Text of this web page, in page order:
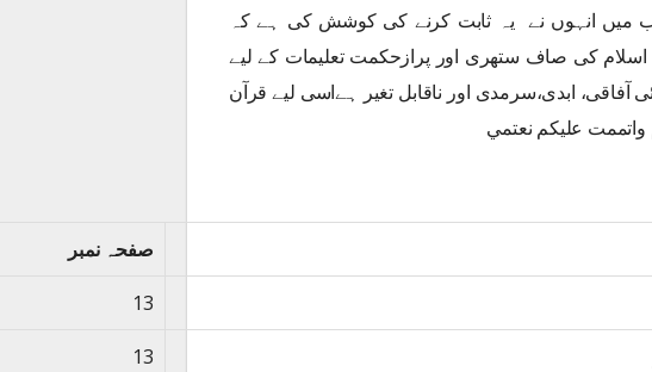
میں انہوں نے یہ ثابت کرنے کی کوشش کی ہے کہ
اسلام کی صاف ستھری اور پرازحکمت تعلیمات کے لیے
آفاقی، ابدی،سرمدی اور ناقابل تغیر ہےاسی لیے قرآن
واتممت عليكم نعتمي
صفحہ نمبر
13
13